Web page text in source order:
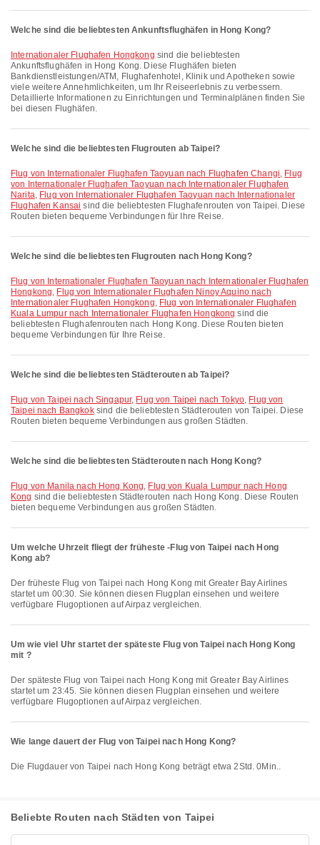
Welche sind die beliebtesten Ankunftsflughäfen in Hong Kong?
Internationaler Flughafen Hongkong sind die beliebtesten
Ankunftsflughäfen in Hong Kong. Diese Flughäfen bieten
Bankdienstleistungen/ATM, Flughafenhotel, Klinik und Apotheken sowie
viele weitere Annehmlichkeiten, um Ihr Reiseerlebnis zu verbessern.
Detaillierte Informationen zu Einrichtungen und Terminalplänen finden Sie
bei diesen Flughäfen.
Welche sind die beliebtesten Flugrouten ab Taipei?
Flug von Internationaler Flughafen Taoyuan nach Flughafen Changi, Flug
von Internationaler Flughafen Taoyuan nach Internationaler Flughafen
Narita, Flug von Internationaler Flughafen Taoyuan nach Internationaler
Flughafen Kansai sind die beliebtesten Flughafenrouten von Taipei. Diese
Routen bieten bequeme Verbindungen für Ihre Reise.
Welche sind die beliebtesten Flugrouten nach Hong Kong?
Flug von Internationaler Flughafen Taoyuan nach Internationaler Flughafen
Hongkong, Flug von Internationaler Flughafen Ninoy Aquino nach
Internationaler Flughafen Hongkong, Flug von Internationaler Flughafen
Kuala Lumpur nach Internationaler Flughafen Hongkong sind die
beliebtesten Flughafenrouten nach Hong Kong. Diese Routen bieten
bequeme Verbindungen für Ihre Reise.
Welche sind die beliebtesten Städterouten ab Taipei?
Flug von Taipei nach Singapur, Flug von Taipei nach Tokyo, Flug von
Taipei nach Bangkoksind die beliebtesten Städterouten von Taipei. Diese
Routen bieten bequeme Verbindungen aus großen Städten.
Welche sind die beliebtesten Städterouten nach Hong Kong?
Flug von Manila nach Hong Kong, Flug von Kuala Lumpur nach Hong
Kong sind die beliebtesten Städterouten nach Hong Kong. Diese Routen
bieten bequeme Verbindungen aus großen Städten.
Um welche Uhrzeit fliegt der früheste -Flug von Taipei nach Hong
Kong ab?
Der früheste Flug von Taipei nach Hong Kong mit Greater Bay Airlines
startet um 00:30. Sie können diesen Flugplan einsehen und weitere
verfügbare Flugoptionen auf Airpaz vergleichen.
Um wie viel Uhr startet der späteste Flug von Taipei nach Hong Kong
mit ?
Der späteste Flug von Taipei nach Hong Kong mit Greater Bay Airlines
startet um 23:45. Sie können diesen Flugplan einsehen und weitere
verfügbare Flugoptionen auf Airpaz vergleichen.
Wie lange dauert der Flug von Taipei nach Hong Kong?
Die Flugdauer von Taipei nach Hong Kong beträgt etwa 2Std. 0Min..
Beliebte Routen nach Städten von Taipei